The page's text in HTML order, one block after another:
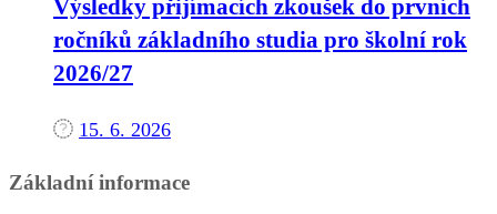
Výsledky přijímacích zkoušek do prvních
ročníků základního studia pro školní rok
2026/27
15. 6. 2026
Základní informace